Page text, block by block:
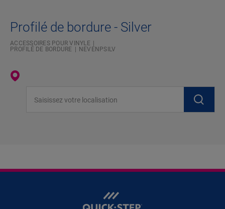
Profilé de bordure - Silver
ACCESSOIRES POUR VINYLE
PROFILÉ DE BORDURE
NEVENPSILV